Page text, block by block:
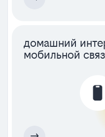
домашний
мобильной